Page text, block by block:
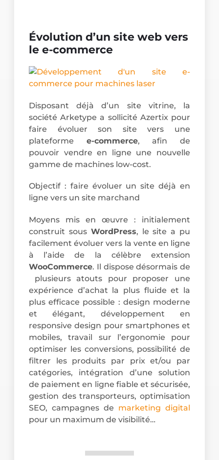
Évolution d’un site web vers
le e-commerce
Disposant déjà d’un site vitrine, la
société Arketype a sollicité Azertix pour
faire évoluer son site vers une
plateforme e-commerce, afin de
pouvoir vendre en ligne une nouvelle
gamme de machines low-cost.
Objectif : faire évoluer un site déjà en
ligne vers un site marchand
Moyens mis en œuvre : initialement
construit sous WordPress, le site a pu
facilement évoluer vers la vente en ligne
à l’aide de la célèbre extension
WooCommerce. Il dispose désormais de
plusieurs atouts pour proposer une
expérience d’achat la plus fluide et la
plus efficace possible : design moderne
et élégant, développement en
responsive design pour smartphones et
mobiles, travail sur l’ergonomie pour
optimiser les conversions, possibilité de
filtrer les produits par prix et/ou par
catégories, intégration d’une solution
de paiement en ligne fiable et sécurisée,
gestion des transporteurs, optimisation
SEO, campagnes de marketing digital
pour un maximum de visibilité…